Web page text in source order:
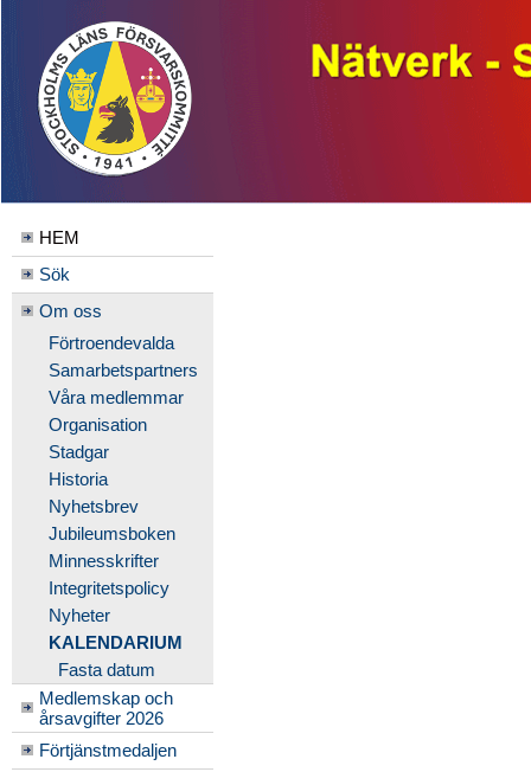
HEM
Sök
Om oss
Förtroendevalda
Samarbetspartners
Våra medlemmar
Organisation
Stadgar
Historia
Nyhetsbrev
Jubileumsboken
Minnesskrifter
Integritetspolicy
Nyheter
KALENDARIUM
Fasta datum
Medlemskap och
årsavgifter 2026
Förtjänstmedaljen